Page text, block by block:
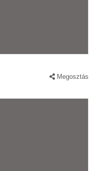
Megosztás